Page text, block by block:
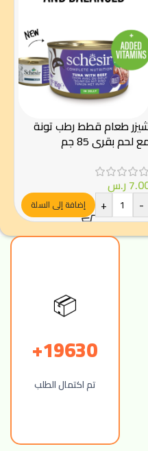
طعام قطط رطب تونة
لحم بقري 85 جم
ر.س
-
+ إضافة إلى السلة
📦
19630+
تم اكتمال الطلب